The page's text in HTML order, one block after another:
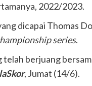
2022/2023.
dicapai Thomas
series.
berjuang
, Jumat (14/6).